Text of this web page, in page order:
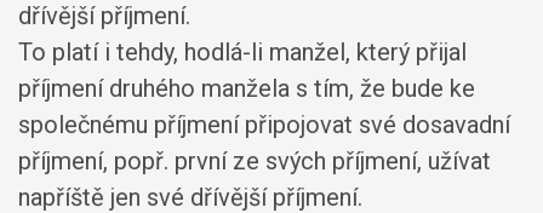
dřívější příjmení.
To platí i tehdy, hodlá-li manžel, který přijal
příjmení druhého manžela s tím, že bude ke
společnému příjmení připojovat své dosavadní
příjmení, popř. první ze svých příjmení, užívat
napříště jen své dřívější příjmení.